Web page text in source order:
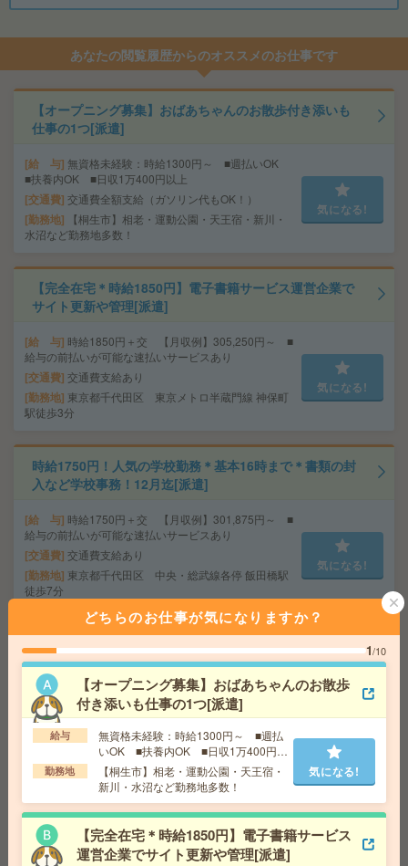
あなたの閲覧履歴からのオススメのお仕事です
【オープニング募集】おばあちゃんのお散歩付き添いも
仕事の1つ[派遣]
給 与 無資格未経験：時給1300円～ ■週払いOK
■扶養内OK ■日収1万400円以上
交通費 交通費全額支給（ガソリン代もOK！）
勤務地
【桐生市】相老・運動公園・天王宿・新川・
水沼など勤務地多数！
気になる!
【完全在宅＊時給1850円】電子書籍サービス運営企業で
サイト更新や管理[派遣]
給 与 時給1850円＋交 【月収例】305,250円～ ■
給与の前払いが可能な速払いサービスあり
交通費 交通費支給あり
勤務地 東京都千代田区 東京メトロ半蔵門線 神保町
駅徒歩3分
気になる!
時給1750円！人気の学校勤務＊基本16時まで＊書類の封
入など学校事務！12月迄[派遣]
給 与 時給1750円＋交 【月収例】301,875円～ ■
給与の前払いが可能な速払いサービスあり
交通費 交通費支給あり
勤務地 東京都千代田区 中央・総武線各停 飯田橋駅
徒歩7分
気になる!
完全在宅＊時給1900円！週4日＆10-15時半勤務！人材サ
ービス企業で営業事務[派遣]
給 与
時給1900円～2100円＋交 ■給与の前払いが
可能な速払いサービスあり
交通費 交通費支給あり
東京都千代田区 東京メトロ有楽町線 麹町駅
徒歩1分、東京メトロ半蔵門線 半蔵門駅徒歩5分
気になる!
小規模施設でおばあちゃんのお話相手など＊未経験OK[派
遣]
どちらのお仕事が気になりますか？
1/10
【オープニング募集】おばあちゃんのお散歩
付き添いも仕事の1つ[派遣]
給与
無資格未経験：時給1300円～ ■週払
いOK ■扶養内OK ■日収1万400円以
上
勤務地
【桐生市】相老・運動公園・天王宿・
新川・水沼など勤務地多数！
気になる!
【完全在宅＊時給1850円】電子書籍サービス
運営企業でサイト更新や管理[派遣]